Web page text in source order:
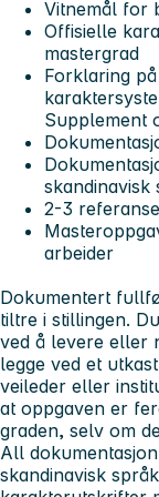
Vitnemål for
Offisielle
mastergrad
Forklaring på
Supplement
skandinavisk
2-3
arbeider
Dokumentert
tiltre i stillingen.
ved å levere eller
legge ved et
veileder eller
at oppgaven er
graden, selv om
All
skandinavisk